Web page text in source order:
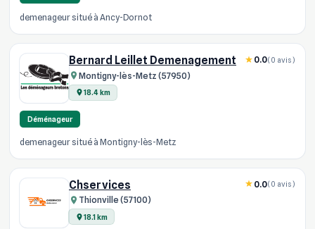
demenageur situé à Ancy-Dornot
Bernard Leillet Demenagement
Montigny-lès-Metz (57950)
18.4 km
0.0(0 avis)
Déménageur
demenageur situé à Montigny-lès-Metz
Chservices
Thionville (57100)
18.1 km
0.0(0 avis)